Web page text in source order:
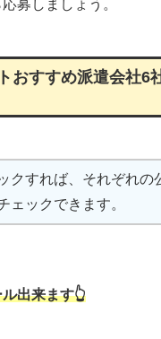
募しましょう。
おすすめ派遣会社6
クすれば、それぞれの
ェックできます。
出来ます👆